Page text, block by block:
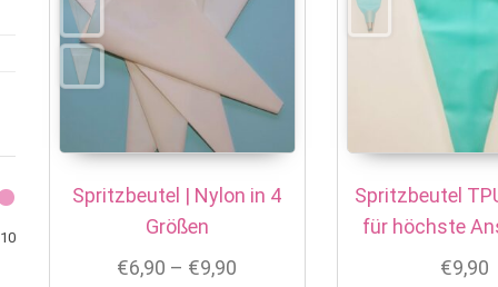
Spritzbeutel | Nylon in 4
Größen
€6,90 – €9,90 Preisspanne: €6,90 bis €9,90
Spritzbeutel
für höchste
€9,90
Min. Preis
Max. Preis